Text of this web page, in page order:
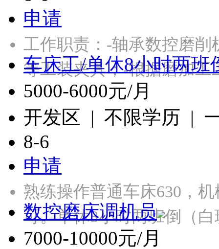
申请
工作职责：-轴承数控磨
等工装夹具；-根据磨加
车床工/单休8小时两班
5000-6000元/月
开发区 | 不限学历 |
8-6
申请
熟练操作普通车床630，
可。单休8小时两班倒（
数控磨床调机员
7000-10000元/月